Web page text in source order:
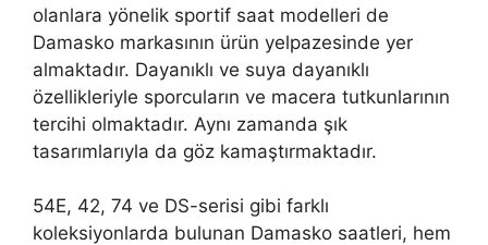
olanlara yönelik sportif saat modelleri de
Damasko markasının ürün yelpazesinde yer
almaktadır. Dayanıklı ve suya dayanıklı
özellikleriyle sporcuların ve macera tutkunlarının
tercihi olmaktadır. Aynı zamanda şık
tasarımlarıyla da göz kamaştırmaktadır.
54E, 42, 74 ve DS-serisi gibi farklı
koleksiyonlarda bulunan Damasko saatleri, hem